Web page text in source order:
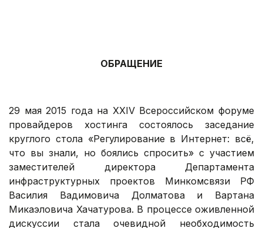
ОБРАЩЕНИЕ
29 мая 2015 года на XXIV Всероссийском форуме
провайдеров хостинга состоялось заседание
круглого стола «Регулирование в Интернет: всё,
что вы знали, но боялись спросить» с участием
заместителей директора Департамента
инфраструктурных проектов Минкомсвязи РФ
Василия Вадимовича Долматова и Вартана
Микаэловича Хачатурова. В процессе оживленной
дискуссии стала очевидной необходимость